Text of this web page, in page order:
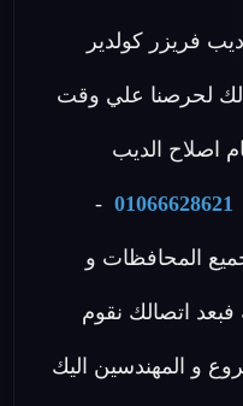
فريزر كولدير
لحرصنا علي وقت
اصلاح الديب
01066628621
-
المحافظات و
فبعد اتصالك نقوم
و المهندسين اليك